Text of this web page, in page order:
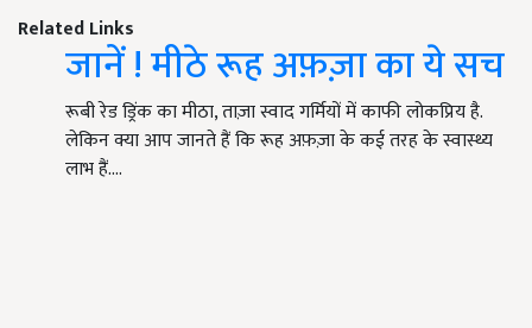
Related Links
जानें ! मीठे रूह अफ़ज़ा का ये सच
रूबी रेड ड्रिंक का मीठा, ताज़ा स्वाद गर्मियों में काफी लोकप्रिय है.
लेकिन क्या आप जानते हैं कि रूह अफ़ज़ा के कई तरह के स्वास्थ्य
लाभ हैं.…